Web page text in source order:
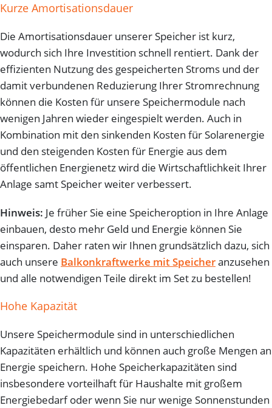
Kurze Amortisationsdauer
Die Amortisationsdauer unserer Speicher ist kurz,
wodurch sich Ihre Investition schnell rentiert. Dank der
effizienten Nutzung des gespeicherten Stroms und der
damit verbundenen Reduzierung Ihrer Stromrechnung
können die Kosten für unsere Speichermodule nach
wenigen Jahren wieder eingespielt werden. Auch in
Kombination mit den sinkenden Kosten für Solarenergie
und den steigenden Kosten für Energie aus dem
öffentlichen Energienetz wird die Wirtschaftlichkeit Ihrer
Anlage samt Speicher weiter verbessert.
Hinweis: Je früher Sie eine Speicheroption in Ihre Anlage
einbauen, desto mehr Geld und Energie können Sie
einsparen. Daher raten wir Ihnen grundsätzlich dazu, sich
auch unsere Balkonkraftwerke mit Speicheranzusehen
und alle notwendigen Teile direkt im Set zu bestellen!
Hohe Kapazität
Unsere Speichermodule sind in unterschiedlichen
Kapazitäten erhältlich und können auch große Mengen an
Energie speichern. Hohe Speicherkapazitäten sind
insbesondere vorteilhaft für Haushalte mit großem
Energiebedarf oder wenn Sie nur wenige Sonnenstunden